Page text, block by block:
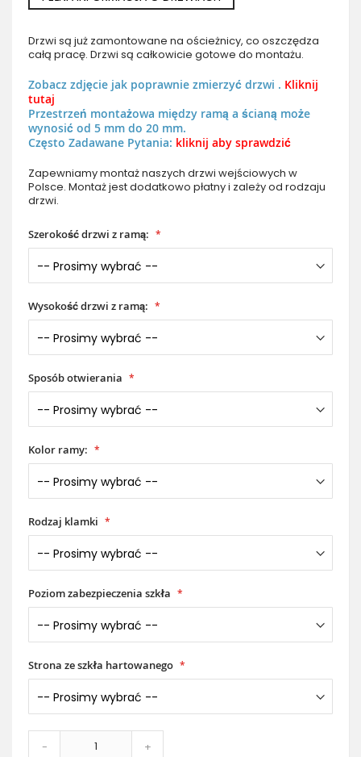
Drzwi są już zamontowane na ościeżnicy, co oszczędza
całą pracę. Drzwi są całkowicie gotowe do montażu.
Zobacz zdjęcie jak poprawnie zmierzyć drzwi . Kliknij
tutaj
Przestrzeń montażowa między ramą a ścianą może
wynosić od 5 mm do 20 mm.
Często Zadawane Pytania: kliknij aby sprawdzić
Zapewniamy montaż naszych drzwi wejściowych w
Polsce. Montaż jest dodatkowo płatny i zależy od rodzaju
drzwi.
Szerokość drzwi z ramą:
Wysokość drzwi z ramą:
Sposób otwierania
Kolor ramy:
Rodzaj klamki
Poziom zabezpieczenia szkła
Strona ze szkła hartowanego
- +